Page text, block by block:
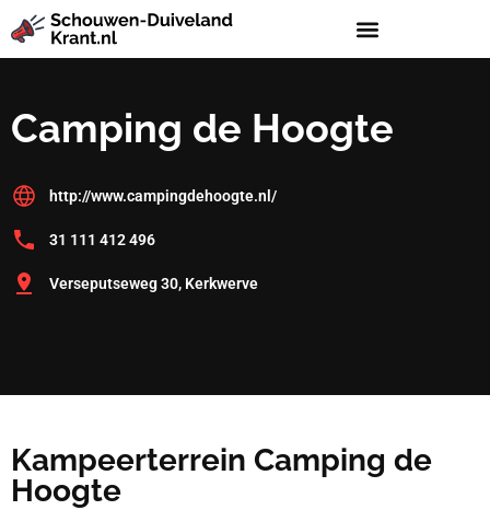
Camping de Hoogte
http://www.campingdehoogte.nl/
31 111 412 496
Verseputseweg 30, Kerkwerve
Kampeerterrein Camping de
Hoogte